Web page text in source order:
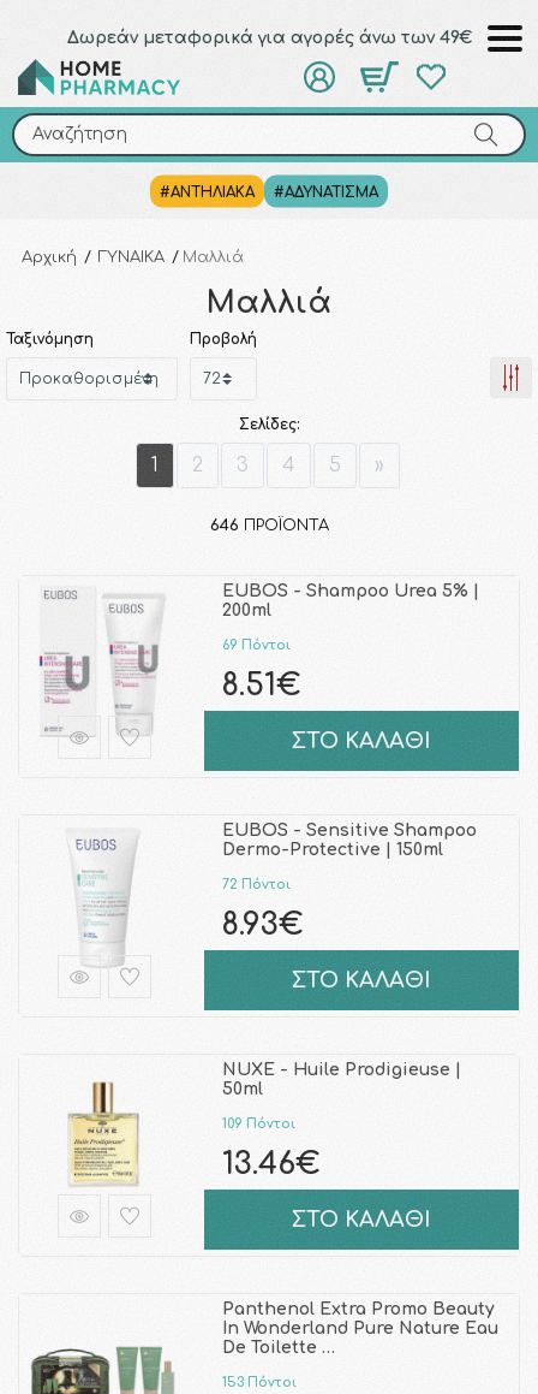
Δωρεάν μεταφορικά για αγορές άνω των 49€
Αναζήτηση
#ΑΝΤΗΛΙΑΚΑ #ΑΔΥΝΑΤΙΣΜΑ
Αναζήτηση
Αρχική / ΓΥΝΑΙΚΑ / Μαλλιά
Μαλλιά
Ταξινόμηση Προβολή
Σελίδες:
1 2 3 4 5 »
646 ΠΡΟΪΌΝΤΑ
EUBOS - Shampoo Urea 5% |
200ml
69 Πόντοι
8.51€
ΣΤΟ ΚΑΛΑΘΙ
EUBOS - Sensitive Shampoo
Dermo-Protective | 150ml
72 Πόντοι
8.93€
ΣΤΟ ΚΑΛΑΘΙ
NUXE - Huile Prodigieuse |
50ml
109 Πόντοι
13.46€
ΣΤΟ ΚΑΛΑΘΙ
Panthenol Extra Promo Beauty
In Wonderland Pure Nature Eau
De Toilette …
153 Πόντοι